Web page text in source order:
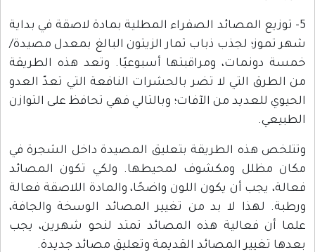
5- توزيع المصائد الصفراء المطلية بمادة لاصقة في بداية
شهر تموز؛ لجذب ذباب ثمار الزيتون البالغ بمعدل مصيدة/
خمسة دونمات، ومراقبتها أسبوعيًا. وتعد هذه الطريقة
من الطرق التي لا تضر بالحشرات النافعة التي تعدّ العدو
الحيوي للعديد من الآفات؛ وبالتالي فهي تحافظ على التوازن
الطبيعي.
وتتلخص هذه الطريقة بتعليق المصيدة داخل الشجرة في
مكان مظلل ومكشوف لمحيطها. ولكي تكون المصائد
فعالة، يجب أن يكون اللون واضحًا، والمادة اللاصقة فعالة
ورطبة. لهذا لا بد من تغيير المصائد الوسخة والجافة،
علما أن فعالية هذه المصائد تمتد لنحو شهرين، يجب
بعدها تغيير المصائد القديمة وتعليق مصائد جديدة.